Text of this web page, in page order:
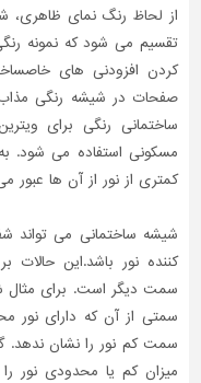
از لحاظ رنگ نمای
تقسیم می شود که نمونه
کردن افزودنی های
صفحات در شیشه رنگی
ساختمانی رنگی برای
مسکونی استفاده می شود.
کمتری از نور از آن ها عبور
شیشه ساختمانی می
کننده نور باشد.این
سمت دیگر است. برای مثال
سمتی از آن که دارای نور
سمت کم نور را نشان ندهد.
میزان کم یا محدودی نور